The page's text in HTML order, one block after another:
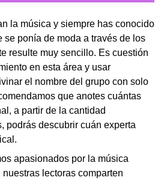
la música y siempre has conocido
se ponía de moda a través de los
resulte muy sencillo. Es cuestión
en esta área y usar
el nombre del grupo con solo
que anotes cuántas
a partir de la cantidad
podrás descubrir cuán experta
apasionados por la música
lectoras comparten